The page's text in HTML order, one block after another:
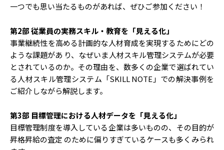
一つでも思い当たるものがあれば、ぜひご参加ください！
第2部 従業員の実務スキル・教育を「見える化」
事業継続性を高める計画的な人材育成を実現するためにどの
ような課題があ り、なぜいま人材スキル管理システムが必要
とされているのか。その理由を、数多くの企業で選ばれてい
る人材スキル管理システム「SKILL NOTE」での解決事例を
ご紹介しながら解説します。
第3部 目標管理における人材データを「見える化」
目標管理制度を導入している企業は多いものの、その目的が
昇格昇給の査定 のために偏りすぎているケースも多くみられ